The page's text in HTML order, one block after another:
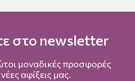
στο newsletter
μοναδικές προσφορές
νέες αφίξεις μας.